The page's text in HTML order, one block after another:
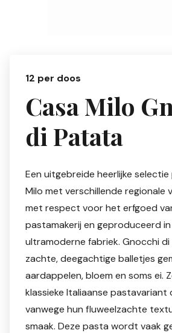
12 per doos
Casa Milo
di Patata
Een uitgebreide heerlijke
Milo met verschillende regionale
met respect voor het erfgoed
pastamakerij en geproduceerd
ultramoderne fabriek. Gnocchi di
zachte, deegachtige balletjes
aardappelen, bloem en soms ei.
klassieke Italiaanse pastavariant
vanwege hun fluweelzachte
smaak. Deze pasta wordt vaak